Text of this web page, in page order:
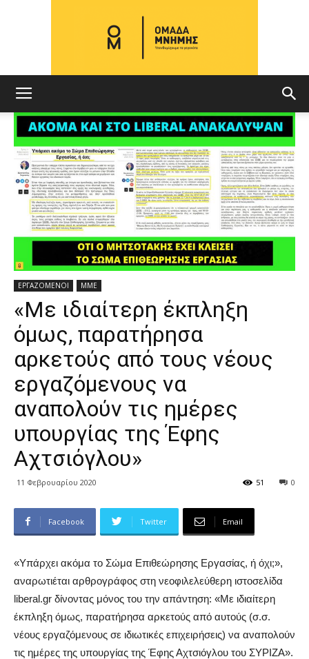
ΜΝΗΜΗΣ
ΕΡΓΑΖΟΜΕΝΟΙ ΜΜΕ
«Με ιδιαίτερη έκπληξη
όμως, παρατήρησα
αρκετούς από τους νέους
εργαζόμενους να
αναπολούν τις ημέρες
υπουργίας της Έφης
Αχτσιόγλου»
11 Φεβρουαρίου 2020 0
51
Facebook Twitter Email
«Υπάρχει ακόμα το Σώμα Επιθεώρησης Εργασίας, ή όχι;»,
αναρωτιέται αρθρογράφος στη νεοφιλελεύθερη ιστοσελίδα
liberal.gr δίνοντας μόνος του την απάντηση: «Με ιδιαίτερη
έκπληξη όμως, παρατήρησα αρκετούς από αυτούς (σ.σ.
νέους εργαζόμενους σε ιδιωτικές επιχειρήσεις) να αναπολούν
τις ημέρες της υπουργίας της Έφης Αχτσιόγλου του ΣΥΡΙΖΑ».